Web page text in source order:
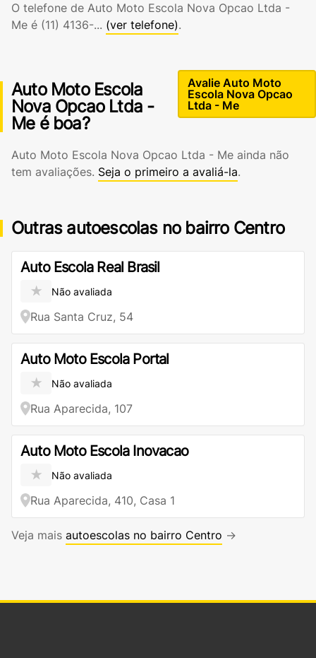
O telefone de Auto Moto Escola Nova Opcao Ltda -
Me é (11) 4136-... (ver telefone).
Auto Moto Escola
Nova Opcao Ltda -
Me é boa?
Avalie Auto Moto
Escola Nova Opcao
Ltda - Me
Auto Moto Escola Nova Opcao Ltda - Me ainda não
tem avaliações. Seja o primeiro a avaliá-la.
Outras autoescolas no bairro Centro
Auto Escola Real Brasil
★ Não avaliada
Rua Santa Cruz, 54
Auto Moto Escola Portal
★ Não avaliada
Rua Aparecida, 107
Auto Moto Escola Inovacao
★ Não avaliada
Rua Aparecida, 410, Casa 1
Veja mais autoescolas no bairro Centro →